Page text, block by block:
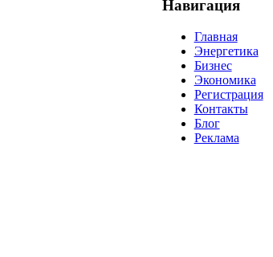
Навигация
Главная
Энергетика
Бизнес
Экономика
Регистрация
Контакты
Блог
Реклама